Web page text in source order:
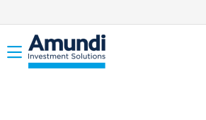
Toggle navigation